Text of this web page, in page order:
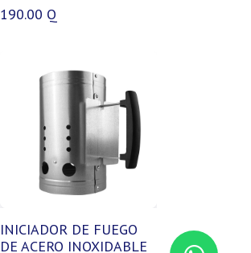
190.00 Q
INICIADOR DE FUEGO
DE ACERO INOXIDABLE